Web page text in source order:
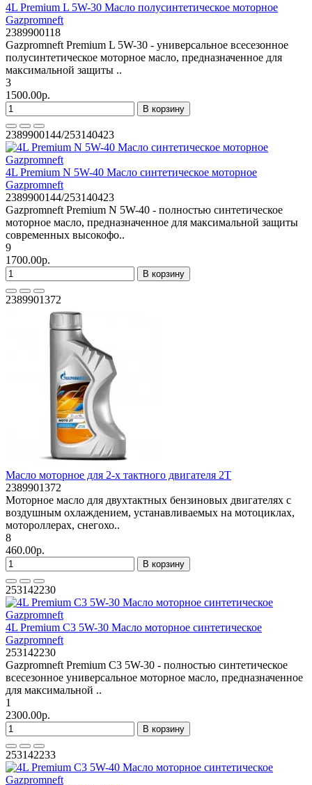
4L Premium L 5W-30 Масло полусинтетическое моторное
Gazpromneft
2389900118
Gazpromneft Premium L 5W-30 - универсальное всесезонное
полусинтетическое моторное масло, предназначенное для
максимальной защиты ..
3
1500.00р.
В корзину
2389900144/253140423
4L Premium N 5W-40 Масло синтетическое моторное
Gazpromneft
2389900144/253140423
Gazpromneft Premium N 5W-40 - полностью синтетическое
моторное масло, предназначенное для максимальной защиты
современных высокофо..
9
1700.00р.
В корзину
2389901372
Масло моторное для 2-х тактного двигателя 2Т
2389901372
Моторное масло для двухтактных бензиновых двигателях с
воздушным охлаждением, устанавливаемых на мотоциклах,
мотороллерах, снегохо..
8
460.00р.
В корзину
253142230
4L Premium C3 5W-30 Масло моторное синтетическое
Gazpromneft
253142230
Gazpromneft Premium C3 5W-30 - полностью синтетическое
всесезонное универсальное моторное масло, предназначенное
для максимальной ..
1
2300.00р.
В корзину
253142233